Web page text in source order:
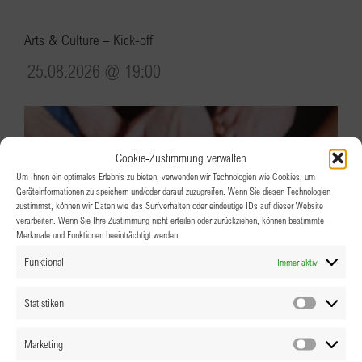
Cookie-Zustimmung verwalten
Um Ihnen ein optimales Erlebnis zu bieten, verwenden wir Technologien wie Cookies, um
Geräteinformationen zu speichern und/oder darauf zuzugreifen. Wenn Sie diesen Technologien
zustimmst, können wir Daten wie das Surfverhalten oder eindeutige IDs auf dieser Website
verarbeiten. Wenn Sie Ihre Zustimmung nicht erteilen oder zurückziehen, können bestimmte
Merkmale und Funktionen beeinträchtigt werden.
Funktional Immer aktiv
Statistiken
Marketing
Arts & Culture – Kick-off
25.08.2026 @ 19:00